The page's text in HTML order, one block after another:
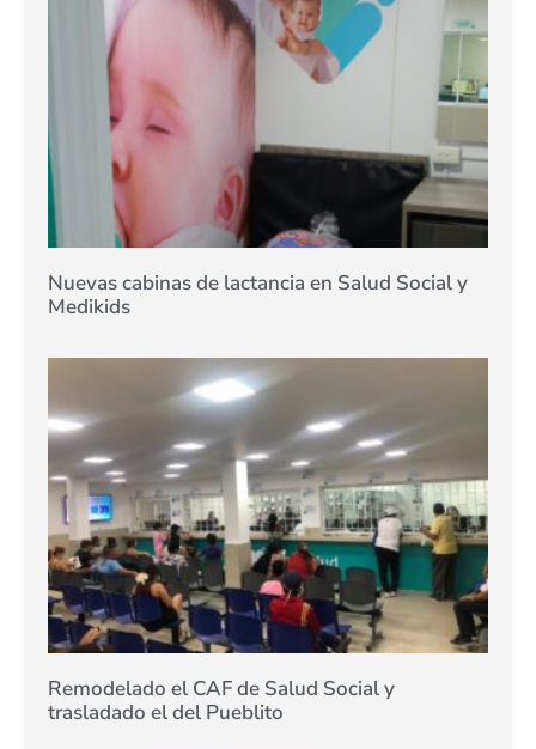
Nuevas cabinas de lactancia en Salud Social y
Medikids
Remodelado el CAF de Salud Social y
trasladado el del Pueblito